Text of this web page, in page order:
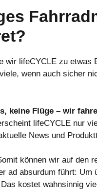
wir lifeCYCLE zu etwas
wenn auch sicher
keine Flüge – wir
lifeCYCLE nur
News und
können wir auf den
ad absurdum führt: Um
kostet wahnsinnig